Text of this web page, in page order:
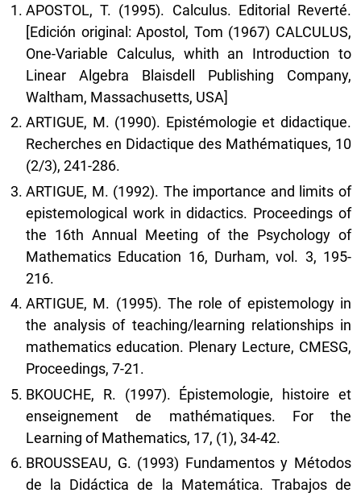
APOSTOL, T. (1995). Calculus. Editorial Reverté.
[Edición original: Apostol, Tom (1967) CALCULUS,
One-Variable Calculus, whith an Introduction to
Linear Algebra Blaisdell Publishing Company,
Waltham, Massachusetts, USA]
ARTIGUE, M. (1990). Epistémologie et didactique.
Recherches en Didactique des Mathématiques, 10
(2/3), 241-286.
ARTIGUE, M. (1992). The importance and limits of
epistemological work in didactics. Proceedings of
the 16th Annual Meeting of the Psychology of
Mathematics Education 16, Durham, vol. 3, 195-
216.
ARTIGUE, M. (1995). The role of epistemology in
the analysis of teaching/learning relationships in
mathematics education. Plenary Lecture, CMESG,
Proceedings, 7-21.
BKOUCHE, R. (1997). Épistemologie, histoire et
enseignement de mathématiques. For the
Learning of Mathematics, 17, (1), 34-42.
BROUSSEAU, G. (1993) Fundamentos y Métodos
de la Didáctica de la Matemática. Trabajos de